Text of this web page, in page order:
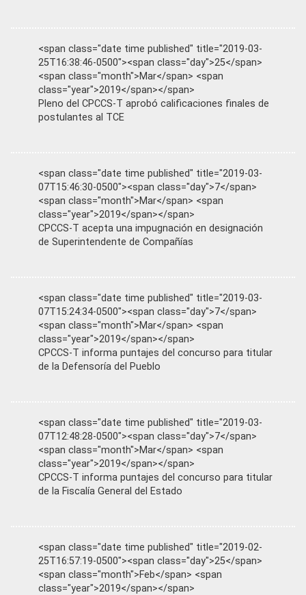
<span class="date time published" title="2019-03-
25T16:38:46-0500"><span class="day">25</span>
<span class="month">Mar</span> <span
class="year">2019</span></span>
Pleno del CPCCS-T aprobó calificaciones finales de
postulantes al TCE
<span class="date time published" title="2019-03-
07T15:46:30-0500"><span class="day">7</span>
<span class="month">Mar</span> <span
class="year">2019</span></span>
CPCCS-T acepta una impugnación en designación
de Superintendente de Compañías
<span class="date time published" title="2019-03-
07T15:24:34-0500"><span class="day">7</span>
<span class="month">Mar</span> <span
class="year">2019</span></span>
CPCCS-T informa puntajes del concurso para titular
de la Defensoría del Pueblo
<span class="date time published" title="2019-03-
07T12:48:28-0500"><span class="day">7</span>
<span class="month">Mar</span> <span
class="year">2019</span></span>
CPCCS-T informa puntajes del concurso para titular
de la Fiscalía General del Estado
<span class="date time published" title="2019-02-
25T16:57:19-0500"><span class="day">25</span>
<span class="month">Feb</span> <span
class="year">2019</span></span>